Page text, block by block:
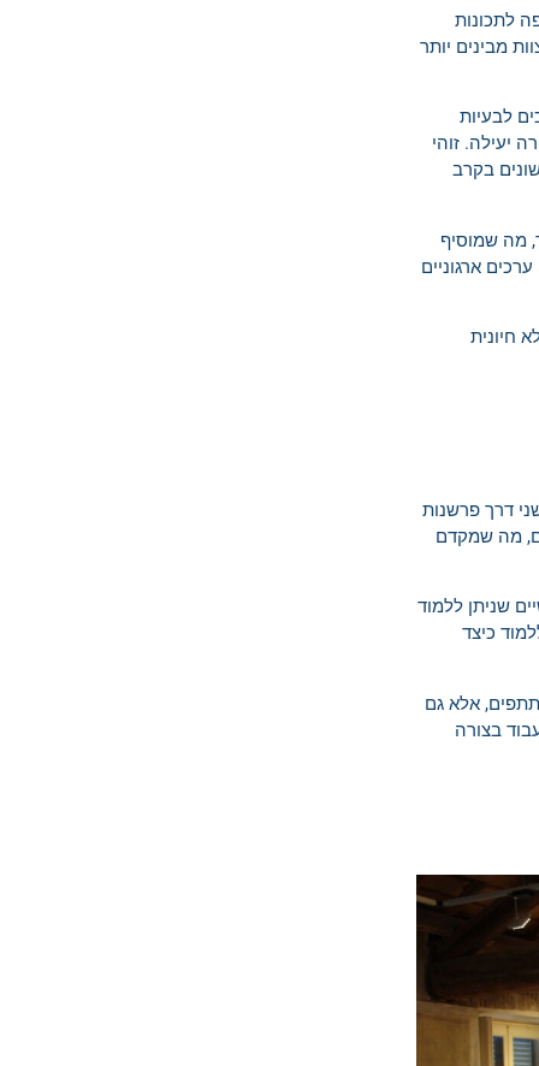
לתכונות
מבינים יותר
לבעיות
יעילה. זוהי
בקרב
מה שמוסיף
ארגוניים
חיונית
דרך פרשנות
מה שמקדם
שניתן ללמוד
כיצד
אלא גם
בצורה